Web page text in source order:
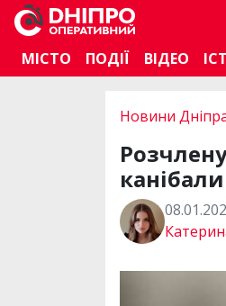
МІСТО
ПОДІЇ ВІДЕО
Новини
канібали